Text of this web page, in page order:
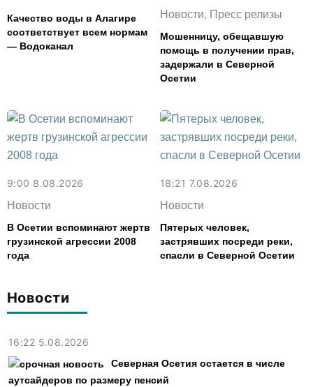
Новости
16:22 5.08.2026
Северная Осетия остается в числе
аутсайдеров по размеру пенсий
Качество воды в Алагире
соответствует всем нормам
— Водоканал
Новости, Пресс релизы
Мошенницу, обещавшую
помощь в получении прав,
задержали в Северной
Осетии
9:00 8.08.2026
Новости
В Осетии вспоминают жертв
грузинской агрессии 2008
года
18:21 7.08.2026
Новости
Пятерых человек,
застрявших посреди реки,
спасли в Северной Осетии